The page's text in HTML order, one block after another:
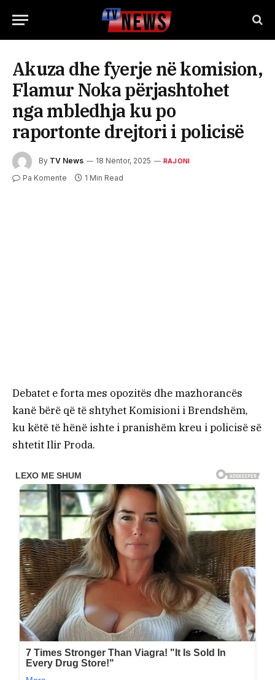
Akuza dhe fyerje në komision,
Flamur Noka përjashtohet
nga mbledhja ku po
raportonte drejtori i policisë
By TV News 18 Nëntor, 2025 RAJONI
Pa Komente 1 Min Read
Debatet e forta mes opozitës dhe mazhorancës
kanë bërë që të shtyhet Komisioni i Brendshëm,
ku këtë të hënë ishte i pranishëm kreu i policisë së
shtetit Ilir Proda.